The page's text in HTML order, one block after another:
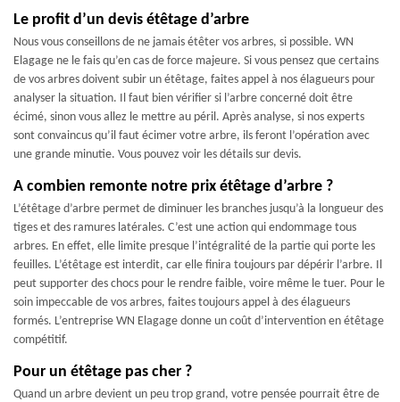
Le profit d’un devis étêtage d’arbre
Nous vous conseillons de ne jamais étêter vos arbres, si possible. WN
Elagage ne le fais qu’en cas de force majeure. Si vous pensez que certains
de vos arbres doivent subir un étêtage, faites appel à nos élagueurs pour
analyser la situation. Il faut bien vérifier si l’arbre concerné doit être
écimé, sinon vous allez le mettre au péril. Après analyse, si nos experts
sont convaincus qu’il faut écimer votre arbre, ils feront l’opération avec
une grande minutie. Vous pouvez voir les détails sur devis.
A combien remonte notre prix étêtage d’arbre ?
L’étêtage d’arbre permet de diminuer les branches jusqu’à la longueur des
tiges et des ramures latérales. C’est une action qui endommage tous
arbres. En effet, elle limite presque l’intégralité de la partie qui porte les
feuilles. L’étêtage est interdit, car elle finira toujours par dépérir l’arbre. Il
peut supporter des chocs pour le rendre faible, voire même le tuer. Pour le
soin impeccable de vos arbres, faites toujours appel à des élagueurs
formés. L’entreprise WN Elagage donne un coût d’intervention en étêtage
compétitif.
Pour un étêtage pas cher ?
Quand un arbre devient un peu trop grand, votre pensée pourrait être de